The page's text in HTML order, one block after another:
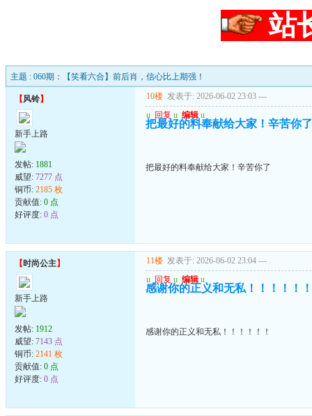
站
主题 : 060期：【笑看六合】前后肖，信心比上期强！
【风铃】
新手上路
发帖: 1881
威望: 7277 点
铜币: 2185 枚
贡献值: 0 点
好评度: 0 点
10楼 发表于: 2026-06-02 23:03 ---
u 回复 u 编辑 u
把最好的料奉献给大家！辛苦你了
把最好的料奉献给大家！辛苦你了
【时尚公主】
新手上路
发帖: 1912
威望: 7143 点
铜币: 2141 枚
贡献值: 0 点
好评度: 0 点
11楼 发表于: 2026-06-02 23:04 ---
u 回复 u 编辑 u
感谢你的正义和无私！！！！！！
感谢你的正义和无私！！！！！！